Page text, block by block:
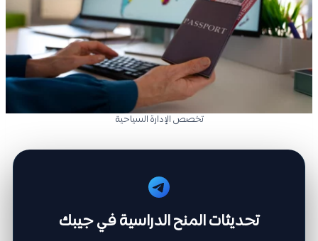
تخصص الإدارة السياحية
تحديثات المنح الدراسية في جيبك